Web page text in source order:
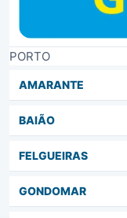
PORTO
AMARANTE
BAIÃO
FELGUEIRAS
GONDOMAR